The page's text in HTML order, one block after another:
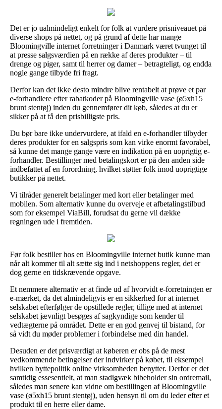
Det er jo ualmindeligt enkelt for folk at vurdere prisniveauet på
diverse shops på nettet, og på grund af dette har mange
Bloomingville internet forretninger i Danmark været tvunget til
at presse salgsværdien på en række af deres produkter – til
drenge og piger, samt til herrer og damer – betragteligt, og endda
nogle gange tilbyde fri fragt.
Derfor kan det ikke desto mindre blive rentabelt at prøve et par
e-forhandlere efter rabatkoder på Bloomingville vase (ø5xh15
brunt stentøj) inden du gennemfører dit køb, således at du er
sikker på at få den prisbilligste pris.
Du bør bare ikke undervurdere, at ifald en e-forhandler tilbyder
deres produkter for en salgspris som kan virke enormt favorabel,
så kunne det mange gange være en indikation på en uoprigtig e-
forhandler. Bestillinger med betalingskort er på den anden side
indbefattet af en forordning, hvilket støtter folk imod uoprigtige
butikker på nettet.
Vi tilråder generelt betalinger med kort eller betalinger med
mobilen. Som alternativ kunne du overveje et afbetalingstilbud
som for eksempel ViaBill, forudsat du gerne vil dække
regningen ude i fremtiden.
Før folk bestiller hos en Bloomingville internet butik kunne man
når alt kommer til alt sætte sig ind i netshoppens regler, det er
dog gerne en tidskrævende opgave.
Et nemmere alternativ er at finde ud af hvorvidt e-forretningen er
e-mærket, da det almindeligvis er en sikkerhed for at internet
selskabet efterfølger de opstillede regler, tillige med at internet
selskabet jævnligt besøges af sagkyndige som kender til
vedtægterne på området. Dette er en god genvej til bistand, for
så vidt du møder problemer i forbindelse med din handel.
Desuden er det prisværdigt at køberen er obs på de mest
vedkommende betingelser der indvirker på købet, til eksempel
hvilken byttepolitik online virksomheden benytter. Derfor er det
samtidig essesentielt, at man stadigvæk bibeholder sin ordremail,
således man senere kan vidne om bestillingen af Bloomingville
vase (ø5xh15 brunt stentøj), uden hensyn til om du leder efter et
produkt til en herre eller dame.